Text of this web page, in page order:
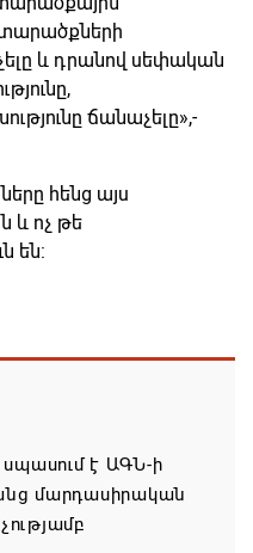
և դրանով սեփական
ճանաչելը»,-
հենց այս
և ոչ թե
են:
է ԱԳՆ-ի
մարդասիրական